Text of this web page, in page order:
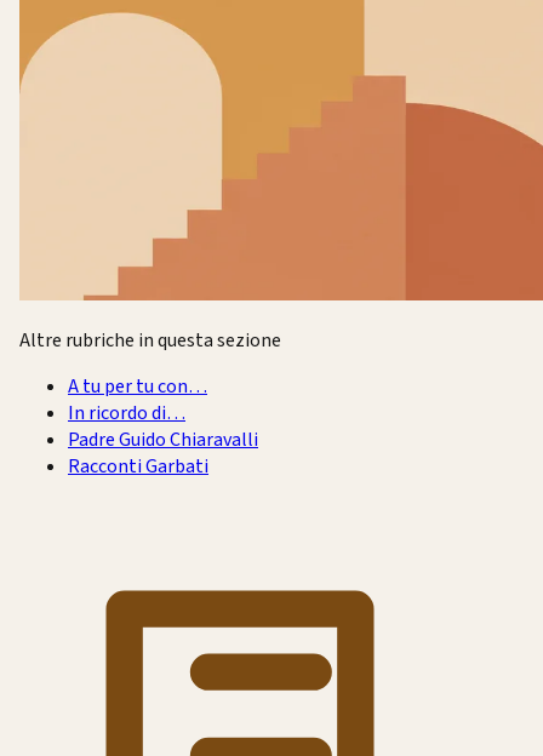
Altre rubriche in questa sezione
A tu per tu con…
In ricordo di…
Padre Guido Chiaravalli
Racconti Garbati